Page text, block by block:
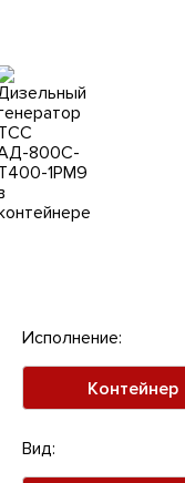
Исполнение:
Контейнер
Вид: